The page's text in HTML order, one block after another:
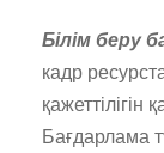
Білім беру
кадр
қажеттілігін
Бағдарлама